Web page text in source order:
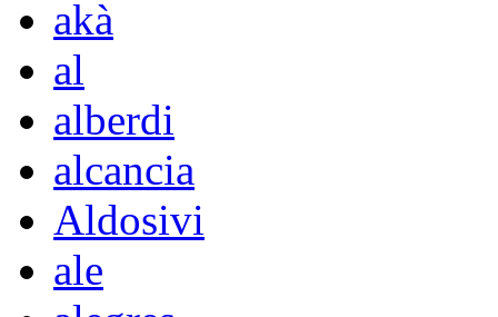
akà
al
alberdi
alcancia
Aldosivi
ale